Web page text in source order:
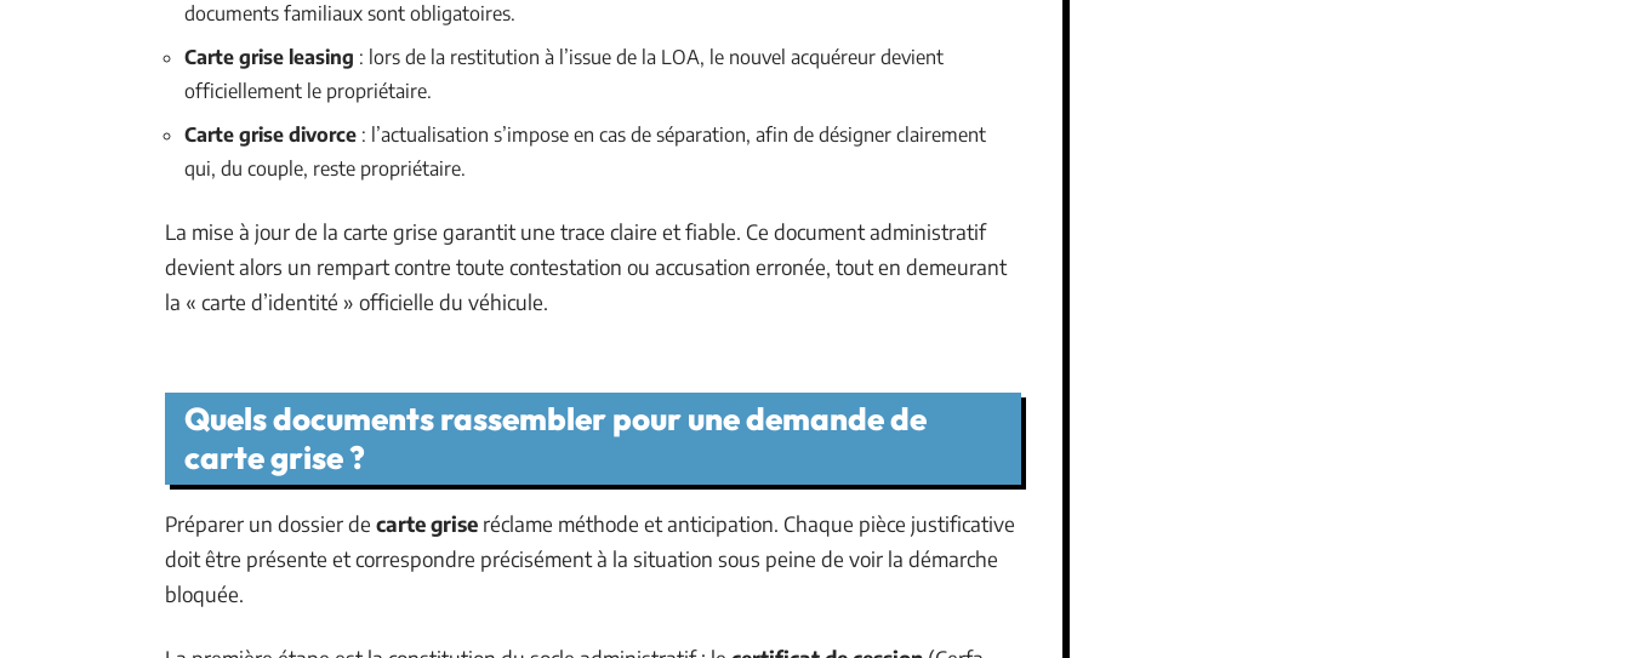
documents familiaux sont obligatoires.
Carte grise leasing : lors de la restitution à l’issue de la LOA, le nouvel acquéreur devient
officiellement le propriétaire.
Carte grise divorce : l’actualisation s’impose en cas de séparation, afin de désigner clairement
qui, du couple, reste propriétaire.
La mise à jour de la carte grise garantit une trace claire et fiable. Ce document administratif
devient alors un rempart contre toute contestation ou accusation erronée, tout en demeurant
la « carte d’identité » officielle du véhicule.
Quels documents rassembler pour une demande de
carte grise ?
Préparer un dossier de carte grise réclame méthode et anticipation. Chaque pièce justificative
doit être présente et correspondre précisément à la situation sous peine de voir la démarche
bloquée.